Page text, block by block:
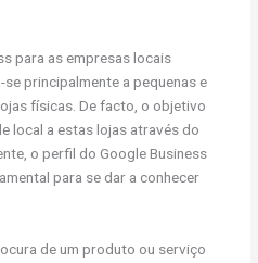
para as empresas locais
se principalmente a pequenas e
físicas. De facto, o objetivo
local a estas lojas através do
o perfil do Google Business
para se dar a conhecer
de um produto ou serviço